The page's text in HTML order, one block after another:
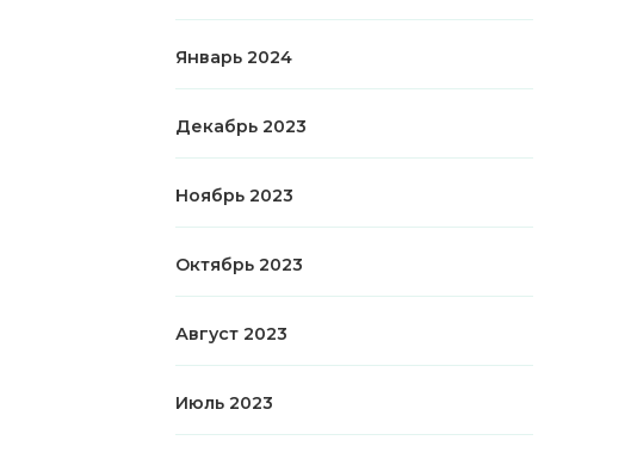
Январь 2024
Декабрь 2023
Ноябрь 2023
Октябрь 2023
Август 2023
Июль 2023